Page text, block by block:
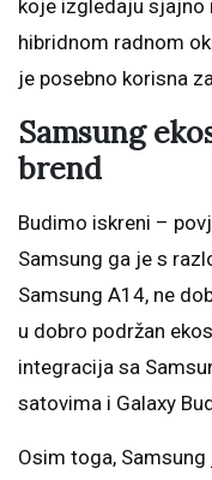
koje izgledaju sjajno
hibridnom radnom
je posebno korisna
Samsung
brend
Budimo iskreni –
Samsung ga je s
Samsung A14, ne
u dobro podržan
integracija sa
satovima i Galaxy
Osim toga,